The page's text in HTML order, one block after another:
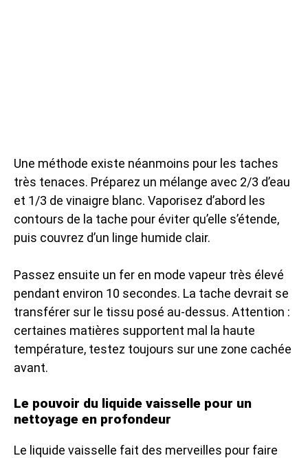
Une méthode existe néanmoins pour les taches
très tenaces. Préparez un mélange avec 2/3 d’eau
et 1/3 de vinaigre blanc. Vaporisez d’abord les
contours de la tache pour éviter qu’elle s’étende,
puis couvrez d’un linge humide clair.
Passez ensuite un fer en mode vapeur très élevé
pendant environ 10 secondes. La tache devrait se
transférer sur le tissu posé au-dessus. Attention :
certaines matières supportent mal la haute
température, testez toujours sur une zone cachée
avant.
Le pouvoir du liquide vaisselle pour un
nettoyage en profondeur
Le liquide vaisselle fait des merveilles pour faire